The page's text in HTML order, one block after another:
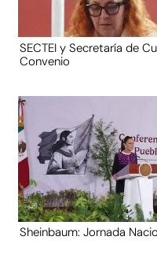
SECTEI y Secretaría de
Convenio
Sheinbaum: Jornada